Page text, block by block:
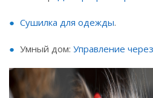
Сушилка для одежды.
Умный дом: Управление